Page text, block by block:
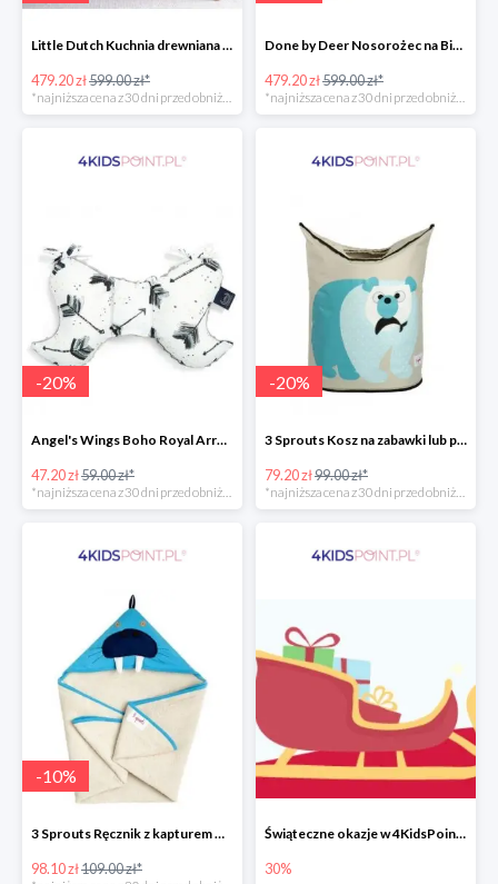
Little Dutch Kuchnia drewniana -20%
479.20 zł599.00 zł*
*najniższa cena z 30 dni przed obniżką
Done by Deer Nosorożec na Biegunach -20%
479.20 zł599.00 zł*
*najniższa cena z 30 dni przed obniżką
-20%
Angel's Wings Boho Royal Arrows Grey La Millou -20%
47.20 zł59.00 zł*
-20%
3 Sprouts Kosz na zabawki lub pranie Miś Polarny -20%
79.20 zł99.00 zł*
-10%
3 Sprouts Ręcznik z kapturem Mors -10%
98.10 zł109.00 zł*
Świąteczne okazje w 4KidsPoint do -30%
30%